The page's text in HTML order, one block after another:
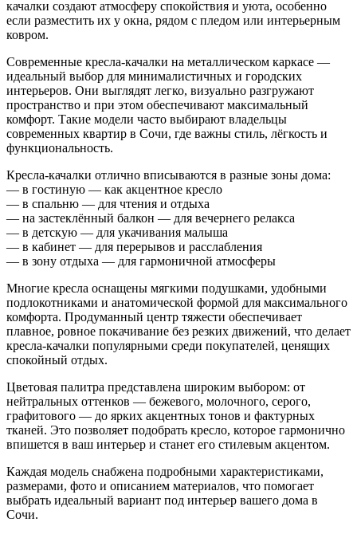
качалки создают атмосферу спокойствия и уюта, особенно
если разместить их у окна, рядом с пледом или интерьерным
ковром.
Современные кресла-качалки на металлическом каркасе —
идеальный выбор для минималистичных и городских
интерьеров. Они выглядят легко, визуально разгружают
пространство и при этом обеспечивают максимальный
комфорт. Такие модели часто выбирают владельцы
современных квартир в Сочи, где важны стиль, лёгкость и
функциональность.
Кресла-качалки отлично вписываются в разные зоны дома:
— в гостиную — как акцентное кресло
— в спальню — для чтения и отдыха
— на застеклённый балкон — для вечернего релакса
— в детскую — для укачивания малыша
— в кабинет — для перерывов и расслабления
— в зону отдыха — для гармоничной атмосферы
Многие кресла оснащены мягкими подушками, удобными
подлокотниками и анатомической формой для максимального
комфорта. Продуманный центр тяжести обеспечивает
плавное, ровное покачивание без резких движений, что делает
кресла-качалки популярными среди покупателей, ценящих
спокойный отдых.
Цветовая палитра представлена широким выбором: от
нейтральных оттенков — бежевого, молочного, серого,
графитового — до ярких акцентных тонов и фактурных
тканей. Это позволяет подобрать кресло, которое гармонично
впишется в ваш интерьер и станет его стилевым акцентом.
Каждая модель снабжена подробными характеристиками,
размерами, фото и описанием материалов, что помогает
выбрать идеальный вариант под интерьер вашего дома в
Сочи.